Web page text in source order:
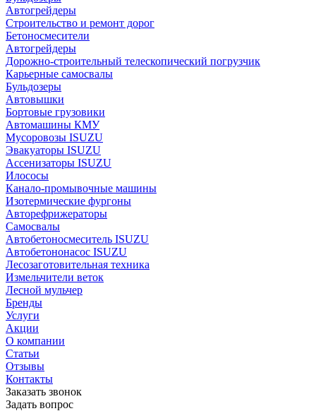
Автогрейдеры
Строительство и ремонт дорог
Бетоносмесители
Автогрейдеры
Дорожно-строительный телескопический погрузчик
Карьерные самосвалы
Бульдозеры
Автовышки
Бортовые грузовики
Автомашины КМУ
Мусоровозы ISUZU
Эвакуаторы ISUZU
Ассенизаторы ISUZU
Илососы
Канало-промывочные машины
Изотермические фургоны
Авторефрижераторы
Самосвалы
Автобетоносмеситель ISUZU
Автобетононасос ISUZU
Лесозаготовительная техника
Измельчители веток
Лесной мульчер
Бренды
Услуги
Акции
О компании
Статьи
Отзывы
Контакты
Заказать звонок
Задать вопрос